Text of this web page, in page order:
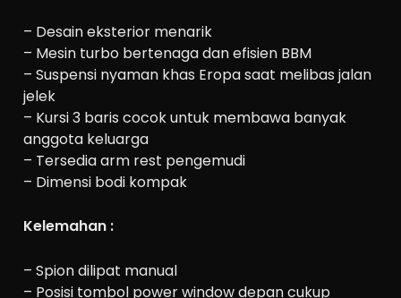
– Desain eksterior menarik
– Mesin turbo bertenaga dan efisien BBM
– Suspensi nyaman khas Eropa saat melibas jalan
jelek
– Kursi 3 baris cocok untuk membawa banyak
anggota keluarga
– Tersedia arm rest pengemudi
– Dimensi bodi kompak
Kelemahan :
– Spion dilipat manual
– Posisi tombol power window depan cukup